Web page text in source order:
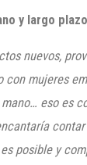
y largo
nuevos,
con mujeres
eso es
posible y